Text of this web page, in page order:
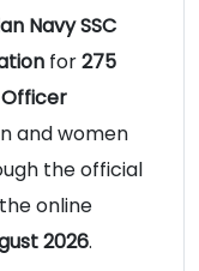
Navy SSC
for275
and women
the official
online
2026.